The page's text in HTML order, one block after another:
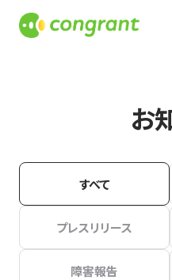
お
すべて
プレスリリース
障害報告